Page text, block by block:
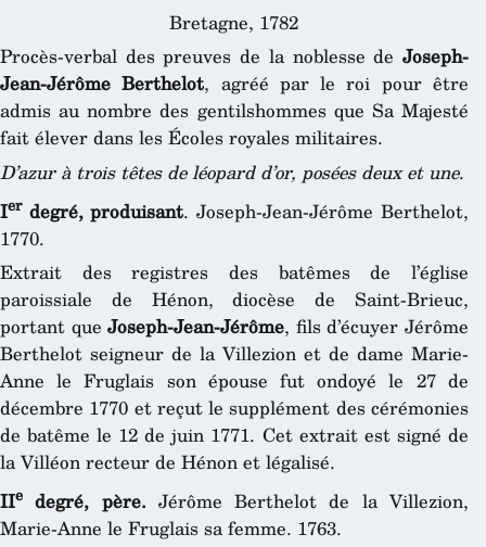
Bretagne, 1782
Procès-verbal des preuves de la noblesse de Joseph-
Jean-Jérôme Berthelot, agréé par le roi pour être
admis au nombre des gentilshommes que Sa Majesté
fait élever dans les Écoles royales militaires.
D’azur à trois têtes de léopard d’or, posées deux et une.
Ierdegré, produisant. Joseph-Jean-Jérôme Berthelot,
1770.
Extrait des registres des batêmes de l’église
paroissiale de Hénon, diocèse de Saint-Brieuc,
portant queJoseph-Jean-Jérôme, fils d’écuyer Jérôme
Berthelot seigneur de la Villezion et de dame Marie-
Anne le Fruglais son épouse fut ondoyé le 27 de
décembre 1770 et reçut le supplément des cérémonies
de batême le 12 de juin 1771. Cet extrait est signé de
la Villéon recteur de Hénon et légalisé.
IIe degré, père. Jérôme Berthelot de la Villezion,
Marie-Anne le Fruglais sa femme. 1763.